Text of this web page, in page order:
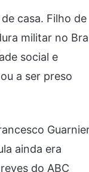
casa. Filho de
militar no
social e
a ser preso
ainda era
do ABC